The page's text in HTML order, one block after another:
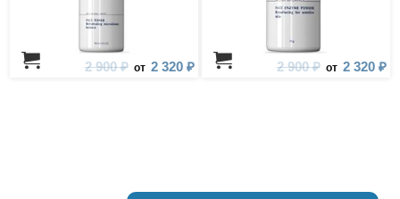
2 900 ₽ от 2 320 ₽ 2 900 ₽ от 2 320 ₽